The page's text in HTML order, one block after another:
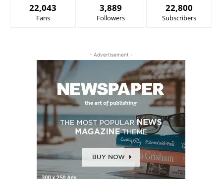
22,043
Fans
3,889
Followers
22,800
Subscribers
- Advertisement -